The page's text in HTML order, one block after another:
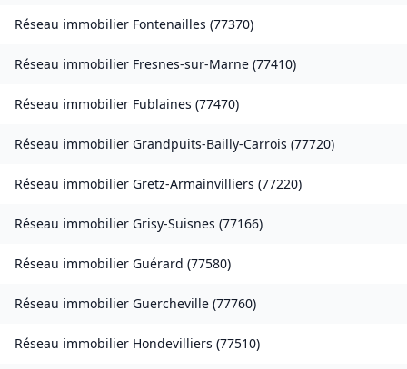
Réseau immobilier Fontenailles (77370)
Réseau immobilier Fresnes-sur-Marne (77410)
Réseau immobilier Fublaines (77470)
Réseau immobilier Grandpuits-Bailly-Carrois (77720)
Réseau immobilier Gretz-Armainvilliers (77220)
Réseau immobilier Grisy-Suisnes (77166)
Réseau immobilier Guérard (77580)
Réseau immobilier Guercheville (77760)
Réseau immobilier Hondevilliers (77510)